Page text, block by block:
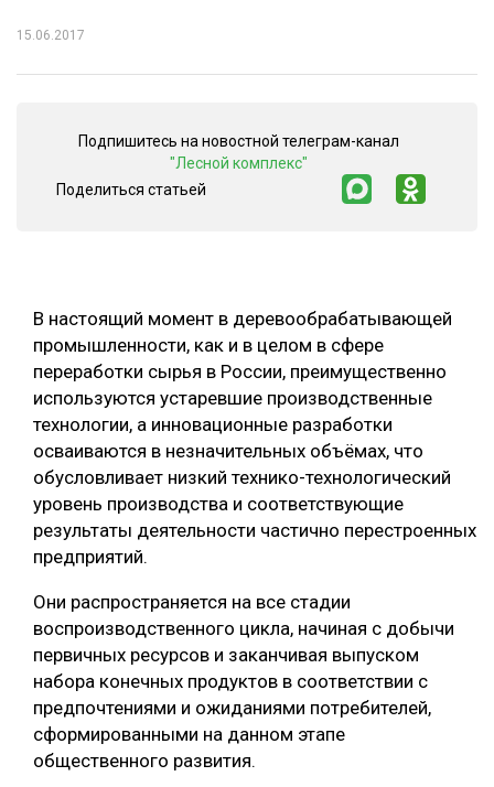
КОМПЛЕКСНАЯ ПЕРЕРАБОТКА
ДЕРЕВЯННОЕ ДОМОСТРОЕНИЕ
БЕЗОПАСНОЕ ПРОИЗВОДСТВО
МЕБЕЛЬНОЕ ПРОИЗВОДСТВО
15.06.2017
В настоящий момент в деревообрабатывающей
промышленности, как и в целом в сфере
переработки сырья в России, преимущественно
используются устаревшие производственные
технологии, а инновационные разработки
осваиваются в незначительных объёмах, что
обусловливает низкий технико-технологический
уровень производства и соответствующие
результаты деятельности частично перестроенных
предприятий.
Они распространяется на все стадии
воспроизводственного цикла, начиная с добычи
первичных ресурсов и заканчивая выпуском
набора конечных продуктов в соответствии с
предпочтениями и ожиданиями потребителей,
сформированными на данном этапе
общественного развития.
Подпишитесь на новостной телеграм-канал
"Лесной комплекс"
Поделиться статьей